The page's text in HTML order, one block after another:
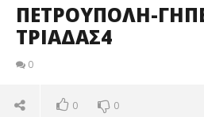
ΠΕΤΡΟΥΠΟΛΗ-
ΤΡΙΑΔΑΣ4
0
0 0